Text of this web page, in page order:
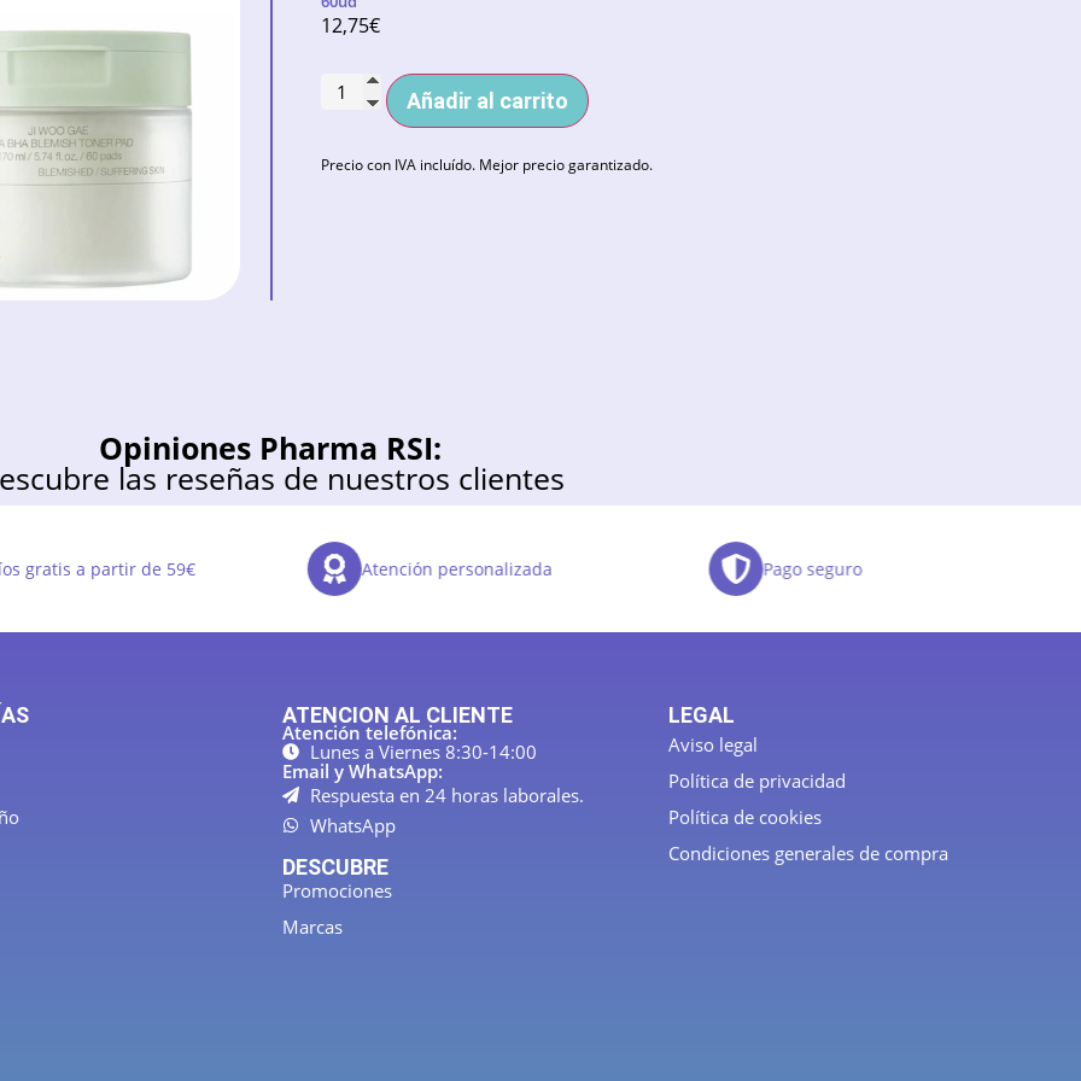
12,75€
Añadir al carrito
Precio con IVA incluído. Mejor precio garantizado.
Opiniones Pharma RSI:
las reseñas de nuestros clientes
gratis a partir de 59€ Atención personalizada Pago seguro
ATENCION AL CLIENTE
Atención telefónica:
Lunes a Viernes 8:30-14:00
Email y WhatsApp:
Respuesta en 24 horas laborales.
WhatsApp
DESCUBRE
Promociones
Marcas
LEGAL
Aviso legal
Política de privacidad
Política de cookies
Condiciones generales de compra